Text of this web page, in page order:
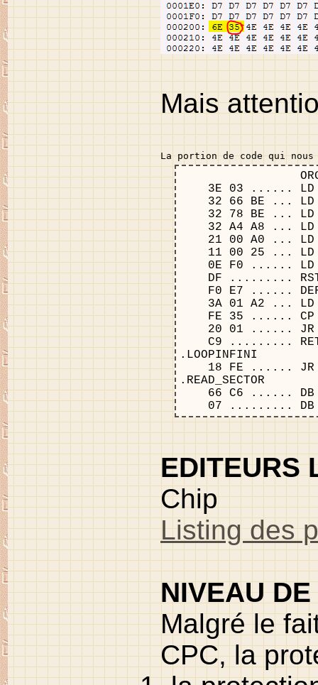
Mais
La portion de code qui
ORG
3E 03 ...... LD
32 66 BE ... LD
32 78 BE ... LD
32 A4 A8 ... LD
21 00 A0 ...
11 00 25 ...
0E F0 ......
DF ......... RST
F0 E7 ...... DEFW
3A 01 A2 ...
FE 35
20 01 ...... JR
C9 .........
.LOOPINFINI
18 FE ...... JR
.READ_SECTOR
66 C6 ......
07
EDITEURS
Chip
Listing des
NIVEAU
Malgré le
CPC, la